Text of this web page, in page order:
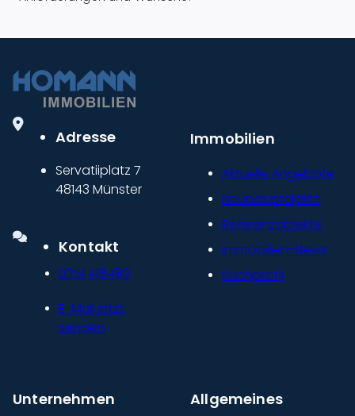
Adresse
Servatiiplatz 7
48143 Münster
Kontakt
0251 418480
E-Mail jetzt
senden
Immobilien
Aktuelle Angebote
Neubauprojekte
Referenzobjekte
Immobilien-News
Suchprofil
Unternehmen Allgemeines